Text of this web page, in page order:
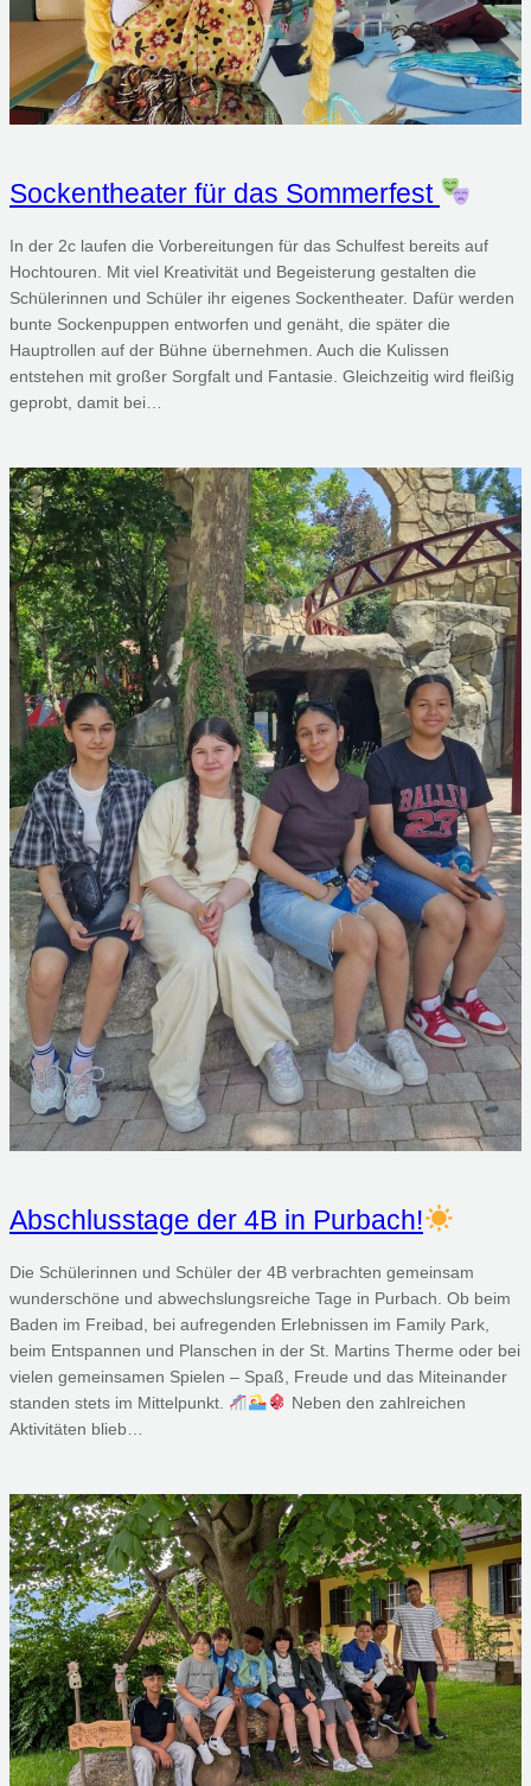
Sockentheater für das Sommerfest
In der 2c laufen die Vorbereitungen für das Schulfest bereits auf
Hochtouren. Mit viel Kreativität und Begeisterung gestalten die
Schülerinnen und Schüler ihr eigenes Sockentheater. Dafür werden
bunte Sockenpuppen entworfen und genäht, die später die
Hauptrollen auf der Bühne übernehmen. Auch die Kulissen
entstehen mit großer Sorgfalt und Fantasie. Gleichzeitig wird fleißig
geprobt, damit bei…
Abschlusstage der 4B in Purbach!
Die Schülerinnen und Schüler der 4B verbrachten gemeinsam
wunderschöne und abwechslungsreiche Tage in Purbach. Ob beim
Baden im Freibad, bei aufregenden Erlebnissen im Family Park,
beim Entspannen und Planschen in der St. Martins Therme oder bei
vielen gemeinsamen Spielen – Spaß, Freude und das Miteinander
standen stets im Mittelpunkt.
Neben den zahlreichen
Aktivitäten blieb…